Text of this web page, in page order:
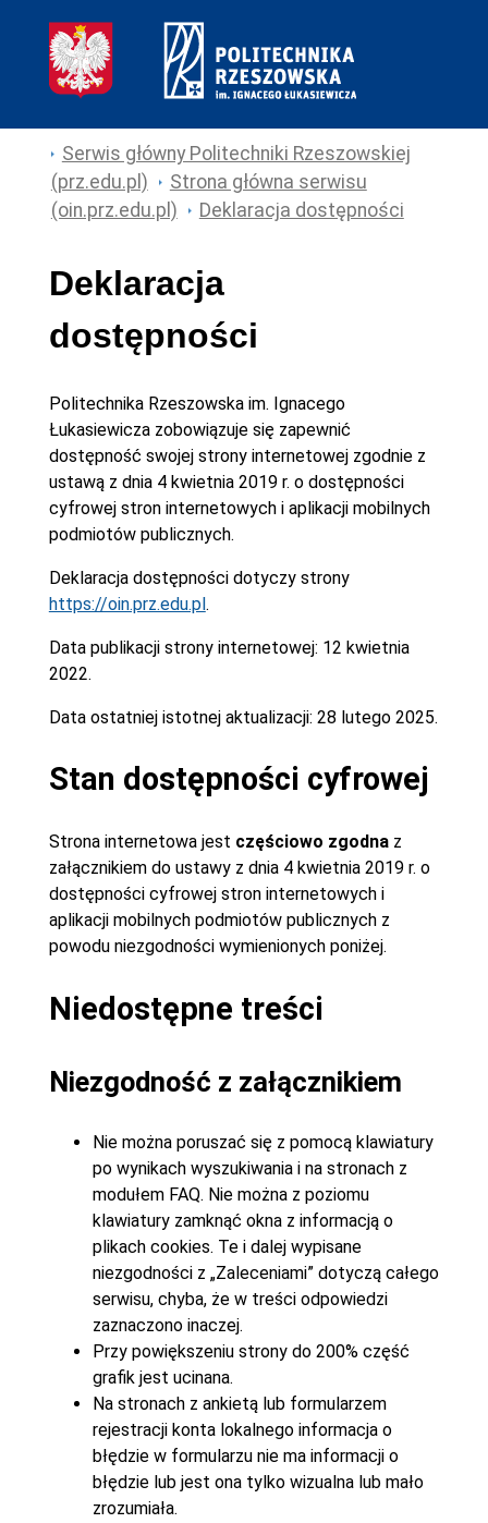
Serwis główny Politechniki Rzeszowskiej
(prz.edu.pl)
Strona główna serwisu
(oin.prz.edu.pl)
Deklaracja dostępności
Deklaracja
dostępności
Politechnika Rzeszowska im. Ignacego
Łukasiewiczazobowiązuje się zapewnić
dostępność swojej strony internetowej zgodnie z
ustawą z dnia 4 kwietnia 2019 r. o dostępności
cyfrowej stron internetowych i aplikacji mobilnych
podmiotów publicznych.
Deklaracja dostępności dotyczy strony
https://oin.prz.edu.pl.
Data publikacji strony internetowej: 12 kwietnia
2022.
Data ostatniej istotnej aktualizacji: 28 lutego 2025.
Stan dostępności cyfrowej
Strona internetowa jest częściowo zgodna z
załącznikiem do ustawy z dnia 4 kwietnia 2019 r. o
dostępności cyfrowej stron internetowych i
aplikacji mobilnych podmiotów publicznych z
powodu niezgodności wymienionych poniżej.
Niedostępne treści
Niezgodność z załącznikiem
Nie można poruszać się z pomocą klawiatury
po wynikach wyszukiwania i na stronach z
modułem FAQ. Nie można z poziomu
klawiatury zamknąć okna z informacją o
plikach cookies. Te i dalej wypisane
niezgodności z „Zaleceniami” dotyczą całego
serwisu, chyba, że w treści odpowiedzi
zaznaczono inaczej.
Przy powiększeniu strony do 200% część
grafik jest ucinana.
Na stronach z ankietą lub formularzem
rejestracji konta lokalnego informacja o
błędzie w formularzu nie ma informacji o
błędzie lub jest ona tylko wizualna lub mało
zrozumiała.